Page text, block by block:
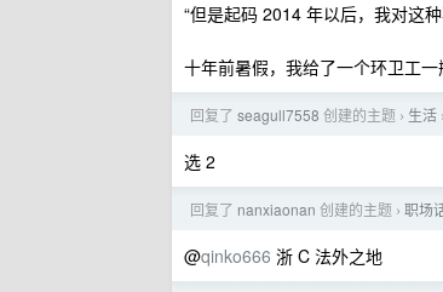
“但是起码 2014 年以后，我对这
十年前暑假，我给了一个环卫工
回复了 seagull7558 创建的主题 › 生活 ›
选 2
回复了 nanxiaonan 创建的主题 › 职场
@qinko666 浙 C 法外之地